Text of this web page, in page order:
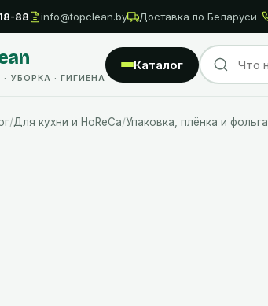
88 info@topclean.by Доставка по Беларуси
УБОРКА · ГИГИЕНА
Каталог
/Для кухни и HoReCa/Упаковка, плёнка и фольга